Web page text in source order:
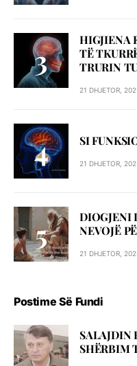
HIGJIENA
TË
TRURIN
21 DHJETOR,
SI
21 DHJETOR,
DIOGJENI
NEVOJË
21 DHJETOR,
Postime Së Fundi
SALAJDIN
SHЁRBIM